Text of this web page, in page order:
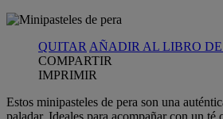
QUITAR AÑADIR AL LIBRO
COMPARTIR
IMPRIMIR
Estos minipasteles de pera son una
paladar. Ideales para acompañar con un té